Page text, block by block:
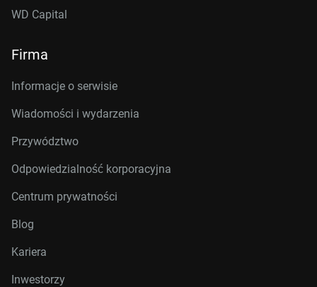
WD Capital
Firma
Informacje o serwisie
Wiadomości i wydarzenia
Przywództwo
Odpowiedzialność korporacyjna
Centrum prywatności
Blog
Kariera
Inwestorzy